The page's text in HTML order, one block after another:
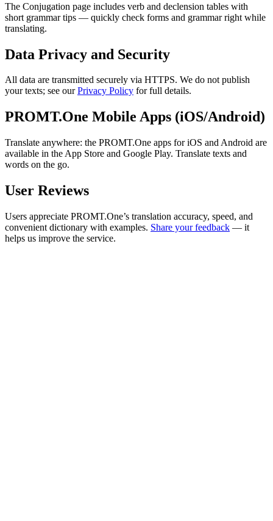
The Conjugation page includes verb and declension tables with
short grammar tips — quickly check forms and grammar right while
translating.
Data Privacy and Security
All data are transmitted securely via HTTPS. We do not publish
your texts; see ourPrivacy Policy for full details.
PROMT.One Mobile Apps (iOS/Android)
Translate anywhere: the PROMT.One apps for iOS and Android are
available in the App Store and Google Play. Translate texts and
words on the go.
User Reviews
Users appreciate PROMT.One’s translation accuracy, speed, and
convenient dictionary with examples. Share your feedback — it
helps us improve the service.